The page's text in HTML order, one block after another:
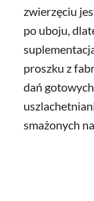
zwierzęciu
po uboju,
proszku z
dań
smażonych